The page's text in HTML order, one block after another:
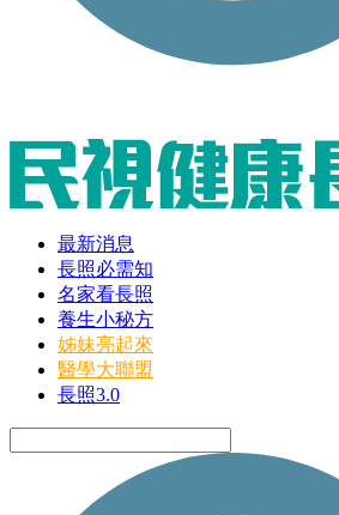
最新消息
長照必需知
名家看長照
養生小秘方
姊妹亮起來
醫學大聯盟
長照3.0